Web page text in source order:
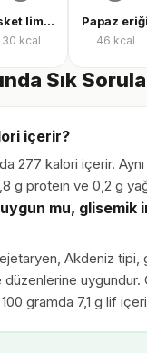
Misket limonu
30 kcal
Papaz eriği
46 kcal
Sık
içerir?
277 kalori içerir.
g protein ve 0,2 g
mu, glisemik
Akdeniz tipi,
uygundur.
gramda 7,1 g lif